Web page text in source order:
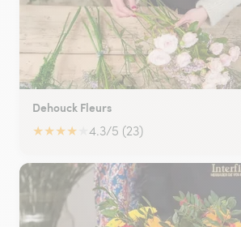
Dehouck Fleurs
★★★★ 4.3/5 (23)